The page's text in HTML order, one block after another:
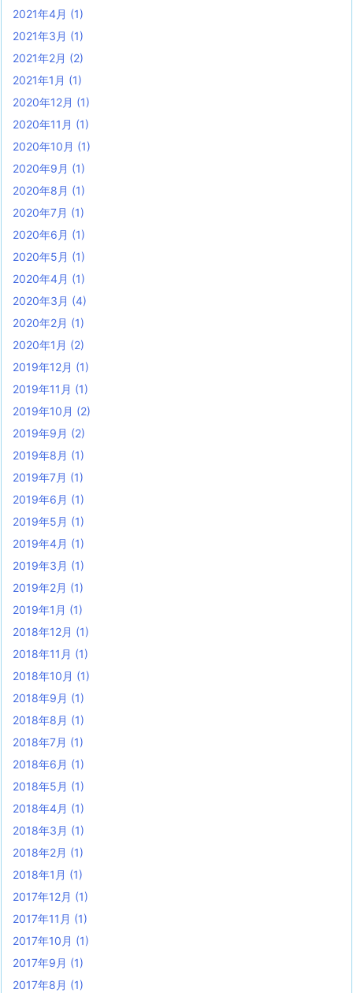
2021年4月 (1)
2021年3月 (1)
2021年2月 (2)
2021年1月 (1)
2020年12月 (1)
2020年11月 (1)
2020年10月 (1)
2020年9月 (1)
2020年8月 (1)
2020年7月 (1)
2020年6月 (1)
2020年5月 (1)
2020年4月 (1)
2020年3月 (4)
2020年2月 (1)
2020年1月 (2)
2019年12月 (1)
2019年11月 (1)
2019年10月 (2)
2019年9月 (2)
2019年8月 (1)
2019年7月 (1)
2019年6月 (1)
2019年5月 (1)
2019年4月 (1)
2019年3月 (1)
2019年2月 (1)
2019年1月 (1)
2018年12月 (1)
2018年11月 (1)
2018年10月 (1)
2018年9月 (1)
2018年8月 (1)
2018年7月 (1)
2018年6月 (1)
2018年5月 (1)
2018年4月 (1)
2018年3月 (1)
2018年2月 (1)
2018年1月 (1)
2017年12月 (1)
2017年11月 (1)
2017年10月 (1)
2017年9月 (1)
2017年8月 (1)